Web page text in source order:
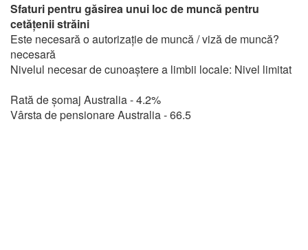
Sfaturi pentru găsirea unui loc de muncă pentru
cetățenii străini
Este necesară o autorizație de muncă / viză de muncă?
necesară
Nivelul necesar de cunoaștere a limbii locale: Nivel limitat
Rată de șomaj Australia - 4.2%
Vârsta de pensionare Australia - 66.5